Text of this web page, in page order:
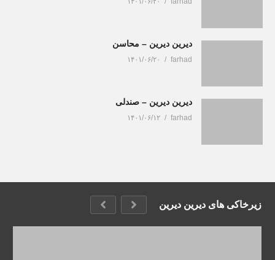
دیرین دیرین – محاسن
farhad ۱۴۰۱/۰۶/۲۰
دیرین دیرین – صندلی
farhad ۱۴۰۱/۰۶/۱۲
زیرخاکی های دیرین دیرین